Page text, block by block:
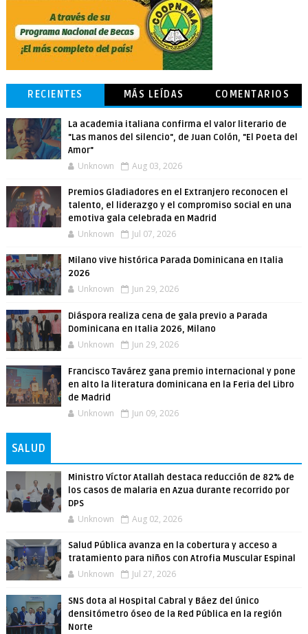
RECIENTES MÁS LEÍDAS COMENTARIOS
La academia italiana confirma el valor literario de
"Las manos del silencio", de Juan Colón, "El Poeta del
Amor"
Unknown Aug 03, 2026
Premios Gladiadores en el Extranjero reconocen el
talento, el liderazgo y el compromiso social en una
emotiva gala celebrada en Madrid
Unknown Jul 07, 2026
Milano vive histórica Parada Dominicana en Italia
2026
Unknown Jun 29, 2026
Diáspora realiza cena de gala previo a Parada
Dominicana en Italia 2026, Milano
Unknown Jun 29, 2026
Francisco Tavárez gana premio internacional y pone
en alto la literatura dominicana en la Feria del Libro
de Madrid
Unknown Jun 09, 2026
SALUD
Ministro Víctor Atallah destaca reducción de 82% de
los casos de malaria en Azua durante recorrido por
DPS
Unknown Aug 02, 2026
Salud Pública avanza en la cobertura y acceso a
tratamiento para niños con Atrofia Muscular Espinal
Unknown Jul 27, 2026
SNS dota al Hospital Cabral y Báez del único
densitómetro óseo de la Red Pública en la región
Norte